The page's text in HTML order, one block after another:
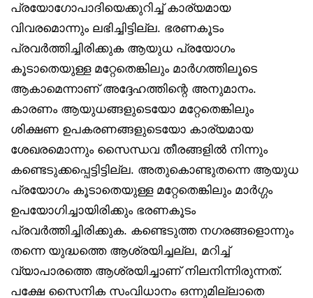
പ്രയോഗോപാദിയെക്കുറിച്ച് കാര്യമായ
വിവരമൊന്നും ലഭിച്ചിട്ടില്ല. ഭരണകൂടം
പ്രവർത്തിച്ചിരിക്കുക ആയുധ പ്രയോഗം
കൂടാതെയുള്ള മറ്റേതെങ്കിലും മാർഗത്തിലൂടെ
ആകാമെന്നാണ് അദ്ദേഹത്തിന്റെ അനുമാനം.
കാരണം ആയുധങ്ങളുടെയോ മറ്റേതെങ്കിലും
ശിക്ഷണ ഉപകരണങ്ങളുടെയോ കാര്യമായ
ശേഖരമൊന്നും സൈന്ധവ തീരങ്ങളിൽ നിന്നും
കണ്ടെടുക്കപ്പെട്ടിട്ടില്ല. അതുകൊണ്ടുതന്നെ ആയുധ
പ്രയോഗം കൂടാതെയുള്ള മറ്റേതെങ്കിലും മാർഗ്ഗം
ഉപയോഗിച്ചായിരിക്കും ഭരണകൂടം
പ്രവർത്തിച്ചിരിക്കുക. കണ്ടെടുത്ത നഗരങ്ങളൊന്നും
തന്നെ യുദ്ധത്തെ ആശ്രയിച്ചല്ല, മറിച്ച്
വ്യാപാരത്തെ ആശ്രയിച്ചാണ് നിലനിന്നിരുന്നത്.
പക്ഷേ സൈനിക സംവിധാനം ഒന്നുമില്ലാതെ